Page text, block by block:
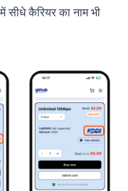
सीधे कैरियर का नाम भी